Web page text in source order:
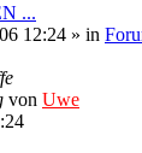
...
12:24 » in
von Uwe